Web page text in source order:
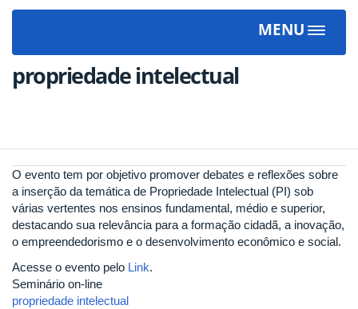
MENU
Toggle
propriedade intelectual
O evento tem por objetivo promover debates e reflexões sobre
a inserção da temática de Propriedade Intelectual (PI) sob
várias vertentes nos ensinos fundamental, médio e superior,
destacando sua relevância para a formação cidadã, a inovação,
o empreendedorismo e o desenvolvimento econômico e social.
Acesse o evento pelo Link.
Seminário on-line
propriedade intelectual